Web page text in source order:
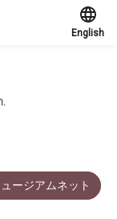
English
ージアムネット